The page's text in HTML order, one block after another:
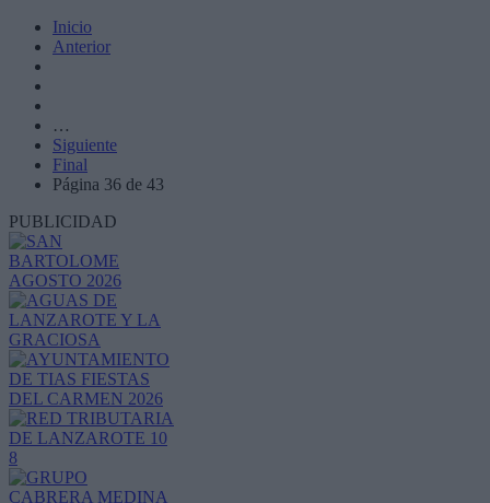
Inicio
Anterior
…
Siguiente
Final
Página 36 de 43
PUBLICIDAD